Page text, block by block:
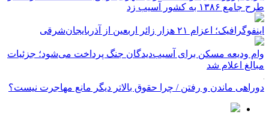
طرح جامع ۱۳۸۶ به کشور آسیب زد
اینفوگرافیک؛ اعزام ۲۱ هزار زائر اربعین از آذربایجان‌شرقی
وام ودیعه مسکن برای آسیب‌دیدگان جنگ پرداخت می‌شود؛ جزئیات
مبالغ اعلام شد
دوراهی ماندن و رفتن / چرا حقوق بالاتر دیگر مانع مهاجرت نیست؟